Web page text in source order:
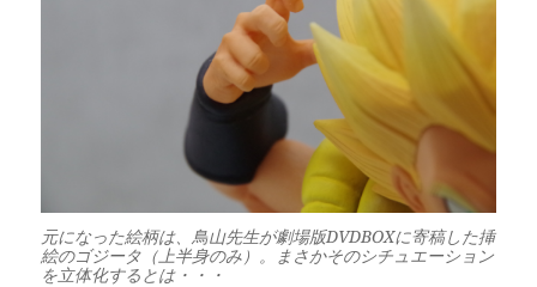
元になった絵柄は、鳥山先生が劇場版DVDBOXに寄稿した挿
絵のゴジータ（上半身のみ）。まさかそのシチュエーション
を立体化するとは・・・